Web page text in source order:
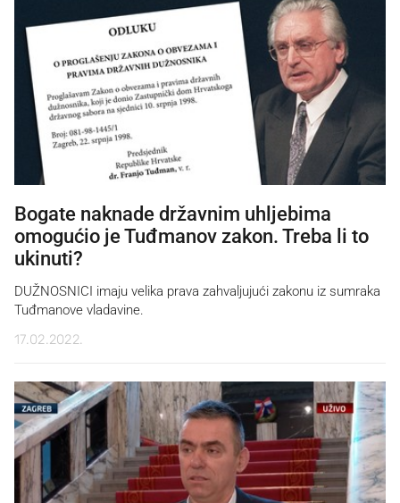
Bogate naknade državnim uhljebima
omogućio je Tuđmanov zakon. Treba li to
ukinuti?
DUŽNOSNICI imaju velika prava zahvaljujući zakonu iz sumraka
Tuđmanove vladavine.
17.02.2022.